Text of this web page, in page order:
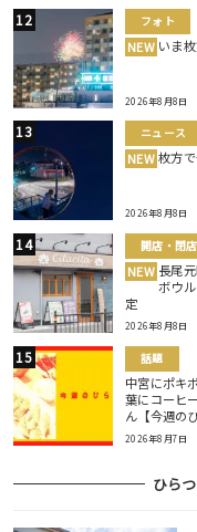
フォト
NEW いま
2026年8月8日
ニュース
NEW 枚方
2026年8月8日
開店・閉店
NEW 長尾
ボウ
定
2026年8月8日
話題
中宮にポキ
葉にコーヒ
ん【今週の
2026年8月7日
ひら